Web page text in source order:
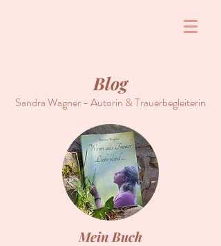
Blog
Sandra Wagner - Autorin & Trauerbegleiterin
Mein Buch